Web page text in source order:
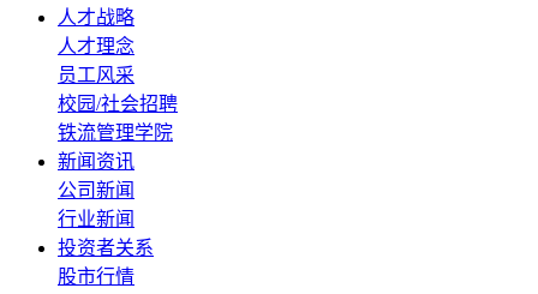
人才战略
人才理念
员工风采
校园/社会招聘
铁流管理学院
新闻资讯
公司新闻
行业新闻
投资者关系
股市行情